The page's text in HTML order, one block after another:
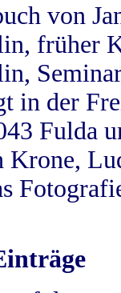
von
früher
in der
Fulda
Krone,